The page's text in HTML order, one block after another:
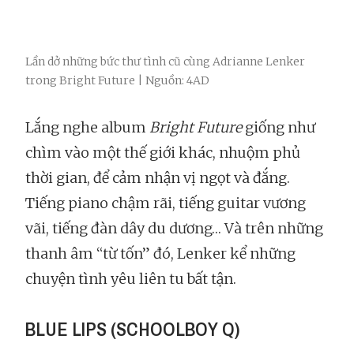
Lần dở những bức thư tình cũ cùng Adrianne Lenker
trong Bright Future | Nguồn: 4AD
Lắng nghe album Bright Futuregiống như
chìm vào một thế giới khác, nhuộm phủ
thời gian, để cảm nhận vị ngọt và đắng.
Tiếng piano chậm rãi, tiếng guitar vương
vãi, tiếng đàn dây du dương… Và trên những
thanh âm “từ tốn” đó, Lenker kể những
chuyện tình yêu liên tu bất tận.
BLUE LIPS (SCHOOLBOY Q)